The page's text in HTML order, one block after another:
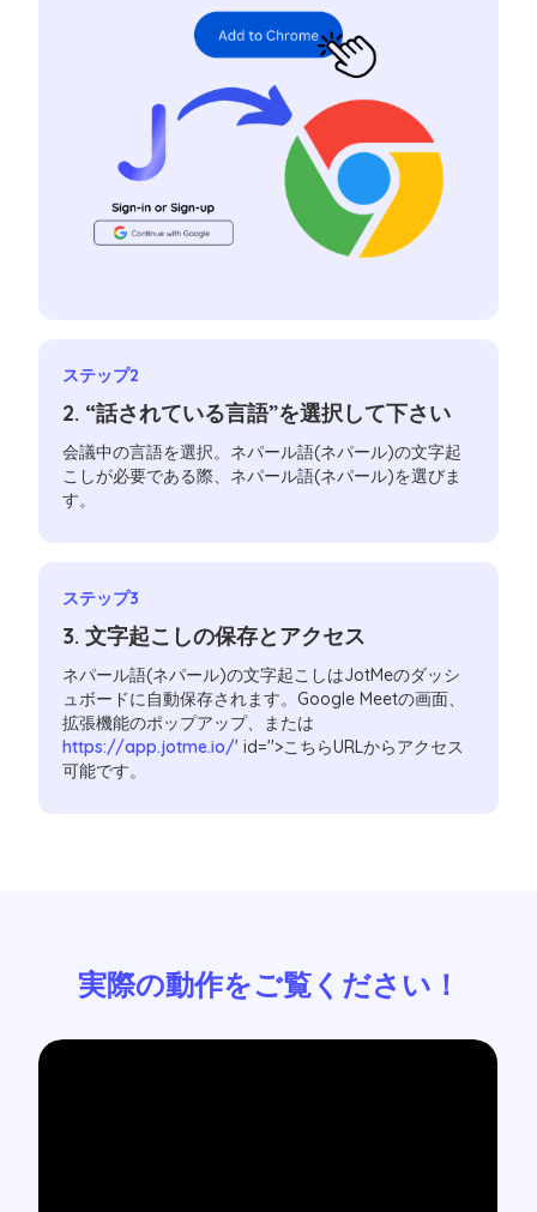
ステップ2
2. “話されている言語”を選択して下さい
会議中の言語を選択。ネパール語(ネパール)の文字起
こしが必要である際、ネパール語(ネパール)を選びま
す。
ステップ3
3. 文字起こしの保存とアクセス
ネパール語(ネパール)の文字起こしはJotMeのダッシ
ュボードに自動保存されます。Google Meetの画面、
拡張機能のポップアップ、または
https://app.jotme.io/' id=''>こちらURLからアクセス
可能です。
実際の動作をご覧ください！